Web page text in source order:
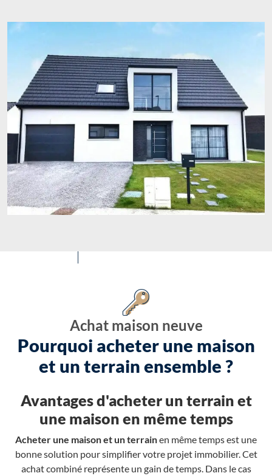
Achat maison neuve
Pourquoi acheter une maison
et un terrain ensemble ?
Avantages d'acheter un terrain et
une maison en même temps
Acheter une maison et un terrainen même temps est une
bonne solution pour simplifier votre projet immobilier. Cet
achat combiné représente un gain de temps. Dans le cas